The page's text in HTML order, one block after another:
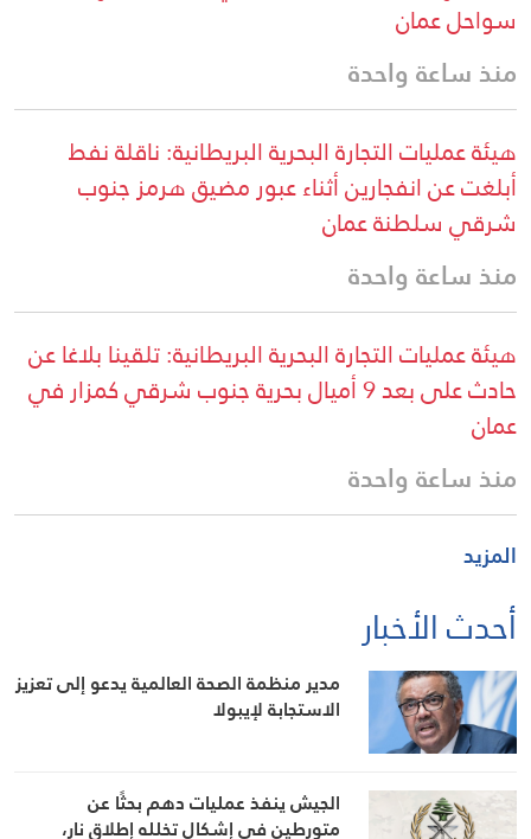
سواحل عمان
منذ ساعة واحدة
هيئة عمليات التجارة البحرية البريطانية: ناقلة نفط
أبلغت عن انفجارين أثناء عبور مضيق هرمز جنوب
شرقي سلطنة عمان
منذ ساعة واحدة
هيئة عمليات التجارة البحرية البريطانية: تلقينا بلاغا عن
حادث على بعد 9 أميال بحرية جنوب شرقي كمزار في
عمان
منذ ساعة واحدة
المزيد
أحدث الأخبار
مدير منظمة الصحة العالمية يدعو إلى تعزيز
الاستجابة لإيبولا
الجيش ينفذ عمليات دهم بحثًا عن
متورطين في إشكال تخلله إطلاق نار،